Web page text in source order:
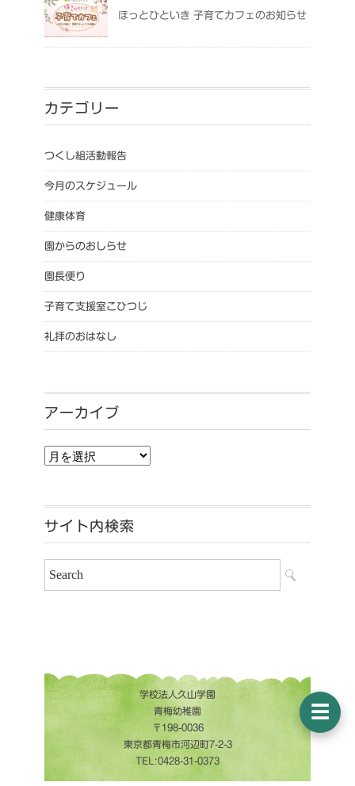
☰
ほっとひといき 子育てカフェのお知らせ
カテゴリー
つくし組活動報告
今月のスケジュール
健康体育
園からのおしらせ
園長便り
子育て支援室こひつじ
礼拝のおはなし
アーカイブ
アーカイブ
サイト内検索
学校法人久山学園
青梅幼稚園
〒198-0036
東京都青梅市河辺町7-2-3
TEL:0428-31-0373